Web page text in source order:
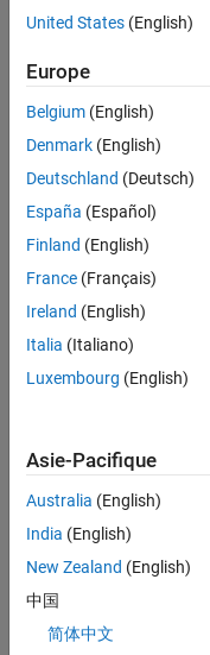
function inputs.
To view and interact
See Also
Topics
Create Live Scripts in
Add Help for Live
Display Custom
United States (English)
Europe
Belgium (English)
Denmark (English)
Deutschland (Deutsch)
España (Español)
Finland (English)
France (Français)
Ireland (English)
Italia (Italiano)
Luxembourg (English)
Asie-Pacifique
Australia (English)
India (English)
New Zealand (English)
中国
简体中文